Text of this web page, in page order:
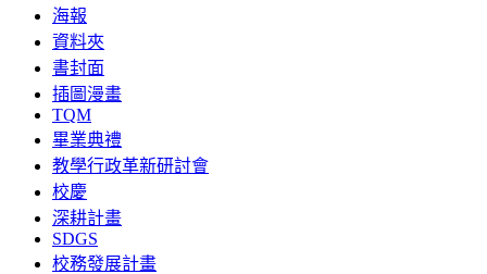
海報
資料夾
書封面
插圖漫畫
TQM
畢業典禮
教學行政革新研討會
校慶
深耕計畫
SDGS
校務發展計畫